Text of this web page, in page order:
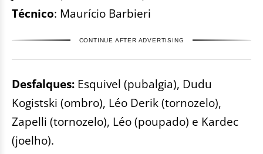
Técnico: Maurício Barbieri
CONTINUE AFTER ADVERTISING
Desfalques: Esquivel (pubalgia), Dudu
Kogistski (ombro), Léo Derik (tornozelo),
Zapelli (tornozelo), Léo (poupado) e Kardec
(joelho).